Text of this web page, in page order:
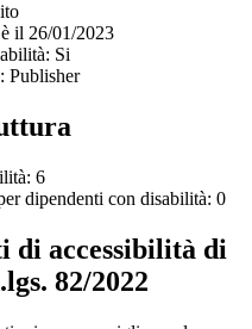
è il 26/01/2023
Si
Publisher
6
dipendenti con disabilità: 0
di accessibilità di
82/2022